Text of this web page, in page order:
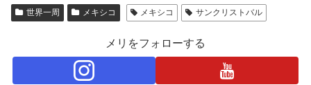
世界一周 メキシコ メキシコ サンクリストバル
メリをフォローする